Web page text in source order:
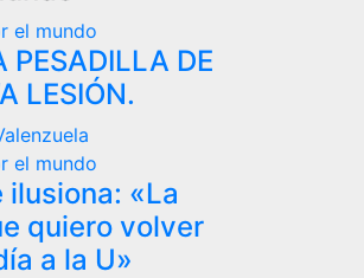
el mundo
DE
LESIÓN.
el mundo
ilusiona: «La
quiero volver
a la U»